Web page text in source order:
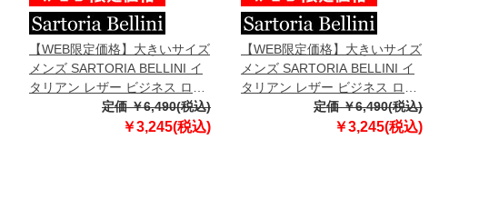
【WEB限定価格】大きいサイズ
メンズ SARTORIA BELLINI イ
タリアン レザー ビジネス ロン
グベルト ロングサイズ azbl-
定価 ￥6,490(税込)
￥3,245(税込)
【WEB限定価格】大きいサイズ
メンズ SARTORIA BELLINI イ
タリアン レザー ビジネス ロン
グベルト ロングサイズ azbl-
定価 ￥6,490(税込)
￥3,245(税込)